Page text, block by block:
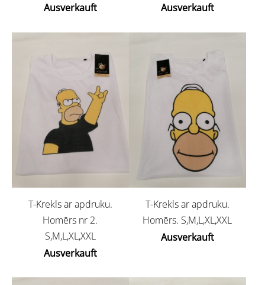
Ausverkauft
Ausverkauft
T-Krekls ar apdruku.
Homērs nr 2.
S,M,L,XL,XXL
Ausverkauft
T-Krekls ar apdruku.
Homērs. S,M,L,XL,XXL
Ausverkauft